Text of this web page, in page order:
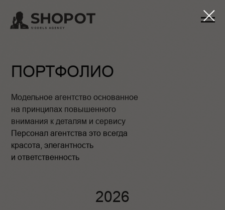
ПОРТФОЛИО
Модельное агентство основанное
на принципах повышенного
внимания к деталям и сервису
Персонал агентства это всегда
красота, элегантность
и ответственность
2026